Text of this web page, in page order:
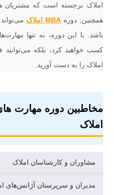
املاک برجسته است که مشتریان
همچنین, دوره MBA املاک
باشد. با این دوره، نه تنها
کسب خواهید کرد، بلکه
املاک را به دست آورید.
مخاطبین دوره مهارت
املاک
مشاوران و کارشناسان املاک
مدیران و سرپرستان آژانس‌های